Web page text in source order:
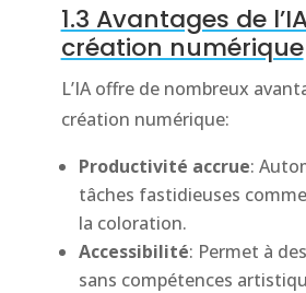
1.3 Avantages de
création numérique
L’IA offre de nombreux
création numérique:
Productivité accrue:
tâches fastidieuses
la coloration.
Accessibilité: Permet à
sans compétences